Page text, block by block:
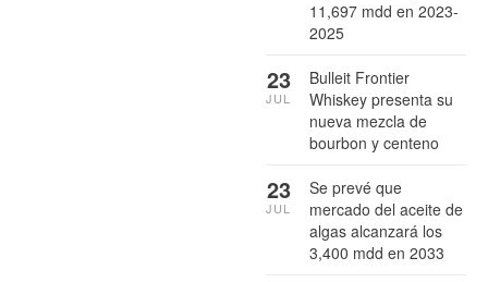
11,697 mdd en 2023-
2025
Bulleit Frontier
Whiskey presenta su
nueva mezcla de
bourbon y centeno
23
JUL
Se prevé que
mercado del aceite de
algas alcanzará los
3,400 mdd en 2033
23
JUL